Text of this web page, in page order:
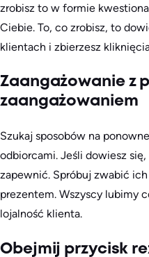
zrobisz to w formie
Ciebie. To, co zrobisz, to
klientach i zbierzesz
Zaangażowanie z
zaangażowaniem
Szukaj sposobów na
odbiorcami. Jeśli dowiesz
zapewnić. Spróbuj zwabić
prezentem. Wszyscy lubimy
lojalność klienta.
Obejmij przycisk